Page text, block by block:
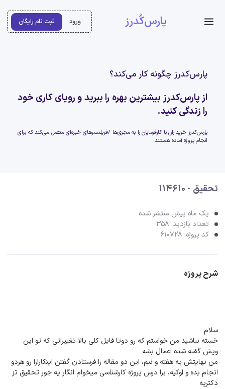
پارس‌کُدرز ورود ثبت نام رایگان
پارس‌کدرز چگونه کار می‌کند؟
از پارس‌کدرز بیشترین بهره را ببرید و رویای کاری خود
را زندگی کنید.
پارس‌کدرز خریداران یا کارفرمایان را به مجری‌ها /فریلنسرهای خبره‌ای متصل می‌کند که برای
انجام پروژه آماده هستند.
تحقیق - 114610
یک ماه پیش منتشر شده
تعداد بازدید: 358
کد پروژه: 610728
شرح پروژه
سلام
خسته نباشید من خواستم که رو دوتا فایل کلی بالا تغییراتی که تو این
ویش گفته شده اعمال بشه
من نهایتش یه هفته و نیم، این دو مقاله را فرستادن گفتن اینکارارا رو هردو
انجام بده و اوکیه، برا درس پروژه کارشناسی میخوام انگار یه جور تحقیق تز
دکتریه